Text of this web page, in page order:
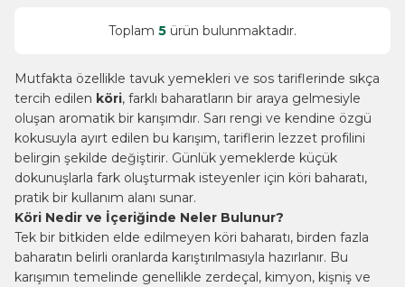
Toplam 5 ürün bulunmaktadır.
Mutfakta özellikle tavuk yemekleri ve sos tariflerinde sıkça
tercih edilen köri, farklı baharatların bir araya gelmesiyle
oluşan aromatik bir karışımdır. Sarı rengi ve kendine özgü
kokusuyla ayırt edilen bu karışım, tariflerin lezzet profilini
belirgin şekilde değiştirir. Günlük yemeklerde küçük
dokunuşlarla fark oluşturmak isteyenler için köri baharatı,
pratik bir kullanım alanı sunar.
Köri Nedir ve İçeriğinde Neler Bulunur?
Tek bir bitkiden elde edilmeyen köri baharatı, birden fazla
baharatın belirli oranlarda karıştırılmasıyla hazırlanır. Bu
karışımın temelinde genellikle zerdeçal, kimyon, kişniş ve